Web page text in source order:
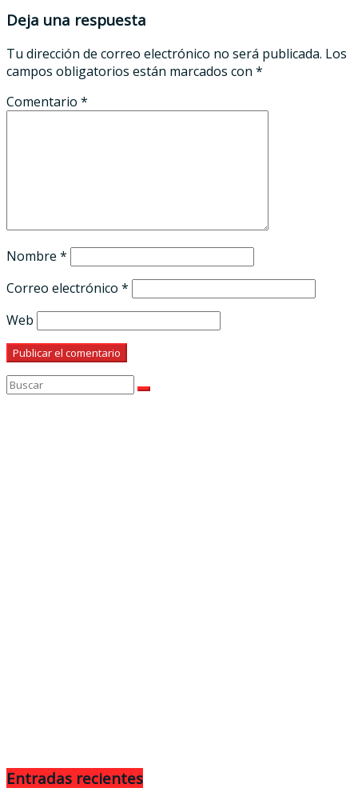
Deja una respuesta
Tu dirección de correo electrónico no será publicada. Los
campos obligatorios están marcados con *
Comentario *
Nombre *
Correo electrónico *
Web
Entradas recientes